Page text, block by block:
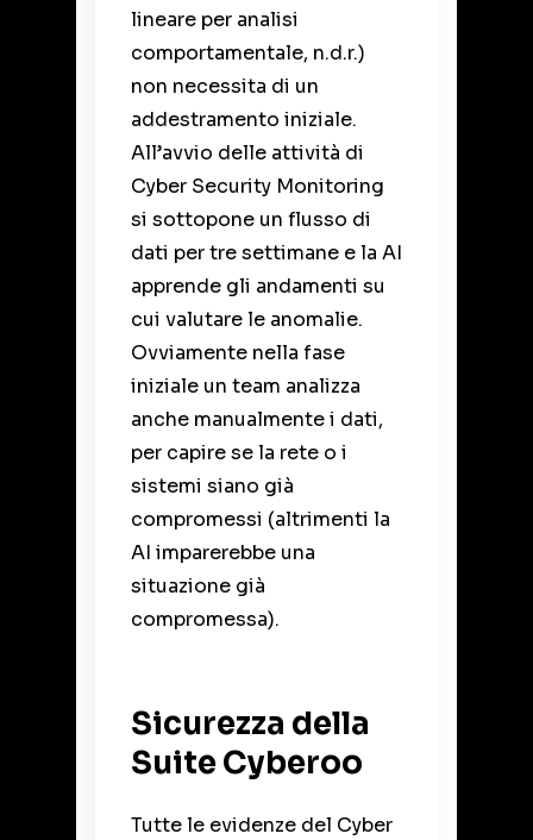
lineare per analisi
comportamentale, n.d.r.)
non necessita di un
addestramento iniziale.
All’avvio delle attività di
Cyber Security Monitoring
si sottopone un flusso di
dati per tre settimane e la AI
apprende gli andamenti su
cui valutare le anomalie.
Ovviamente nella fase
iniziale un team analizza
anche manualmente i dati,
per capire se la rete o i
sistemi siano già
compromessi (altrimenti la
AI imparerebbe una
situazione già
compromessa).
Sicurezza della
Suite Cyberoo
Tutte le evidenze del Cyber